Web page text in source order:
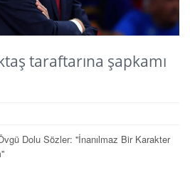
taraftarına şapkamı
Dolu Sözler: ''İnanılmaz Bir Karakter